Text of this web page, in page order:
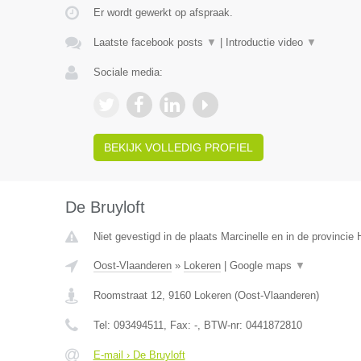
Er wordt gewerkt op afspraak.
Laatste facebook posts ▼ Introductie video ▼
Sociale media:
BEKIJK VOLLEDIG PROFIEL
De Bruyloft
Niet gevestigd in de plaats Marcinelle en in de provincie
Oost-Vlaanderen» Lokeren| Google maps ▼
Roomstraat 12, 9160 Lokeren(Oost-Vlaanderen)
Tel: 093494511, Fax: -, BTW-nr: 0441872810
E-mail › De Bruyloft